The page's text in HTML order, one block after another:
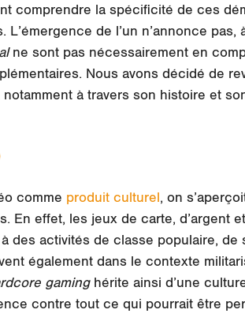
comprendre la spécificité de ces
de l’un n’annonce pas,
ne sont pas nécessairement en
Nous avons décidé de
à travers son histoire et
comme produit culturel, on
En effet, les jeux de carte, d’argent
des activités de classe populaire, de
également dans le contexte
gaminghérite ainsi d’une
contre tout ce qui pourrait être